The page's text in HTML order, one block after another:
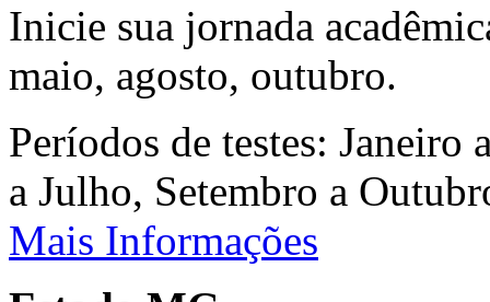
Inicie sua jornada
maio, agosto, outubro.
Períodos de testes:
a Julho, Setembro a
Mais Informações